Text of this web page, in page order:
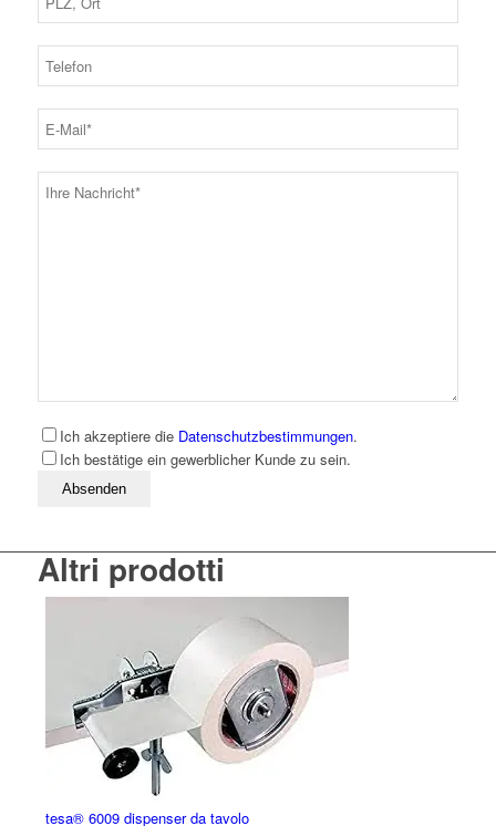
Ich akzeptiere die Datenschutzbestimmungen.
Ich bestätige ein gewerblicher Kunde zu sein.
Bitte lassen Sie dieses Feld leer
Altri prodotti
tesa® 6009 dispenser da tavolo